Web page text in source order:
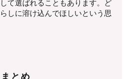
て選ばれることもあります。ど
しに溶け込んでほしいという思
まとめ